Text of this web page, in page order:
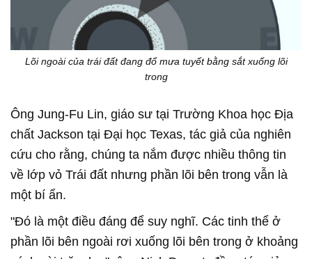
Lõi ngoài của trái đất đang đổ mưa tuyết bằng sắt xuống lõi
trong
Ông Jung-Fu Lin, giáo sư tại Trường Khoa học Địa
chất Jackson tại Đại học Texas, tác giả của nghiên
cứu cho rằng, chúng ta nắm được nhiều thông tin
về lớp vỏ Trái đất nhưng phần lõi bên trong vẫn là
một bí ẩn.
"Đó là một điều đáng để suy nghĩ. Các tinh thể ở
phần lõi bên ngoài rơi xuống lõi bên trong ở khoảng